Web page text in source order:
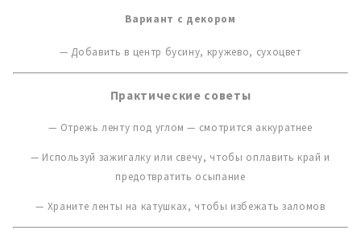
Вариант с декором
— Добавить в центр бусину, кружево, сухоцвет
Практические советы
— Отрежь ленту под углом — смотрится аккуратнее
— Используй зажигалку или свечу, чтобы оплавить край и
предотвратить осыпание
— Храните ленты на катушках, чтобы избежать заломов